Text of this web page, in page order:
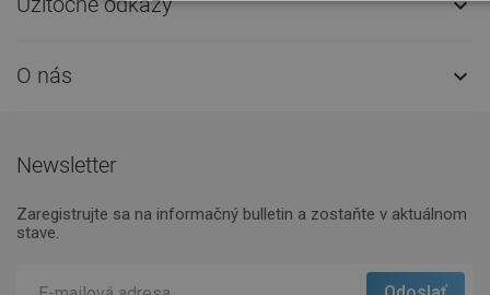

O nás 
Newsletter
Zaregistrujte sa na informačný bulletin a zostaňte v aktuálnom
stave.